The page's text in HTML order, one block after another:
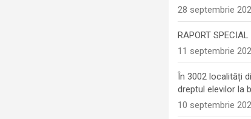
28 septembrie
RAPORT SPECIAL
11 septembrie
În 3002 localități
dreptul elevilor la
10 septembrie